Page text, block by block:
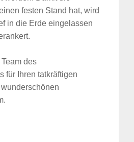
festen Stand hat, wird
in die Erde eingelassen
des
für Ihren tatkräftigen